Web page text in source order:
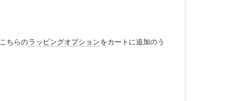
ちらのラッピングオプションをカートに追加のう